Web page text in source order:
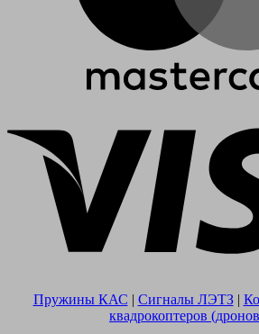
Пружины КАС | Сигналы ЛЭТЗ|
квадрокоптеров